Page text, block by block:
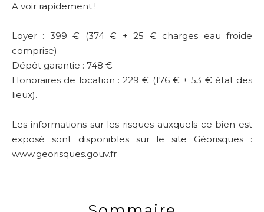
A voir rapidement !
Loyer : 399 € (374 € + 25 € charges eau froide
comprise)
Dépôt garantie : 748 €
Honoraires de location : 229 € (176 € + 53 € état des
lieux).
Les informations sur les risques auxquels ce bien est
exposé sont disponibles sur le site Géorisques :
www.georisques.gouv.fr